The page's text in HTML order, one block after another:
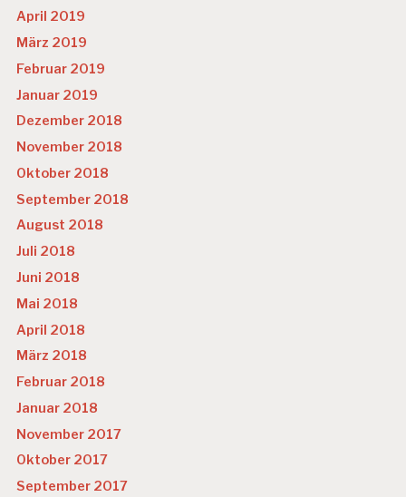
April 2019
März 2019
Februar 2019
Januar 2019
Dezember 2018
November 2018
Oktober 2018
September 2018
August 2018
Juli 2018
Juni 2018
Mai 2018
April 2018
März 2018
Februar 2018
Januar 2018
November 2017
Oktober 2017
September 2017